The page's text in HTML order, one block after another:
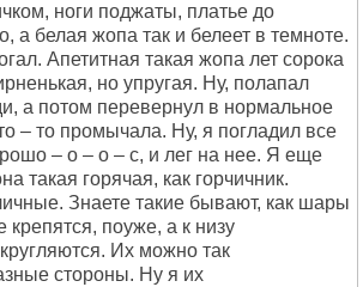
ноги поджаты, платье до
а белая жопа так и белеет в темноте.
Апетитная такая жопа лет сорока
но упругая. Ну, полапал
а потом перевернул в нормальное
– то промычала. Ну, я погладил все
– о – о – с, и лег на нее. Я еще
такая горячая, как горчичник.
Знаете такие бывают, как шары
крепятся, поуже, а к низу
Их можно так
стороны. Ну я их